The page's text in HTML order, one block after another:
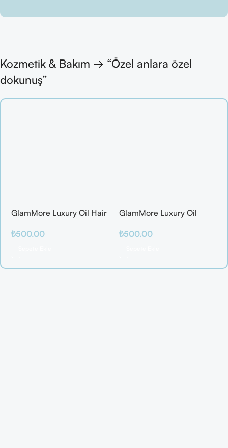
Kozmetik & Bakım → “Özel anlara özel
dokunuş”
GlamMore Luxury Oil Hair
₺500.00
GlamMore Luxury Oil
Saç Kırılmalarına Karşı
₺500.00